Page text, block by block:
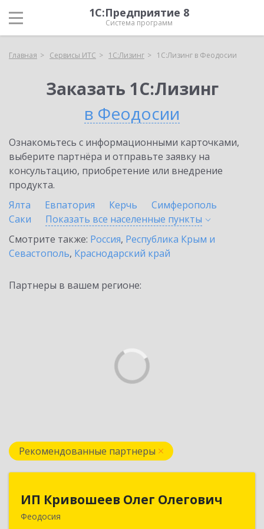
1С:Предприятие 8
Система программ
Главная Сервисы ИТС 1С:Лизинг 1С:Лизинг в Феодосии
Заказать 1С:Лизинг
в Феодосии
Ознакомьтесь с информационными карточками,
выберите партнёра и отправьте заявку на
консультацию, приобретение или внедрение
продукта.
Ялта
Евпатория Керчь
Симферополь
Саки
Показать все населенные пункты
Смотрите также: Россия, Республика Крым и
Севастополь, Краснодарский край
Партнеры в вашем регионе:
Рекомендованные партнеры
ИП Кривошеев Олег Олегович
Феодосия